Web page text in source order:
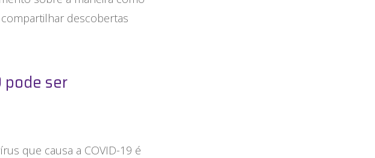
descobertas
pode ser
que causa a COVID-19 é